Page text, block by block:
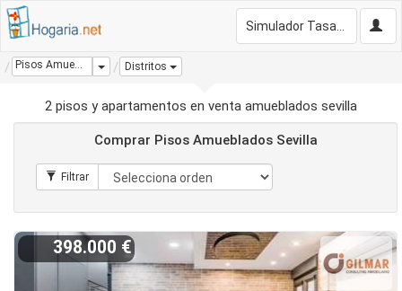
Pisos Amueblados Sevilla Dropdown
Distritos
2 pisos y apartamentos en venta amueblados sevilla
Comprar Pisos Amueblados Sevilla
398.000 €